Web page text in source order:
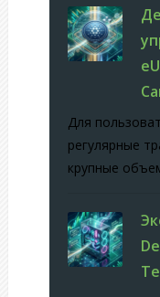
Для
регулярные
крупные